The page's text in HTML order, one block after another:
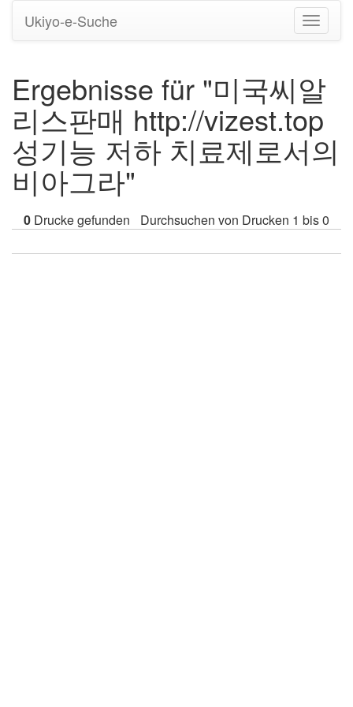
Ukiyo-e-Suche
Ergebnisse für "미국씨­알
리스판매 http://vizest.top
성기능 저하 치료제로서의
비아그라"
0 Drucke gefunden Durchsuchen von Drucken 1 bis 0